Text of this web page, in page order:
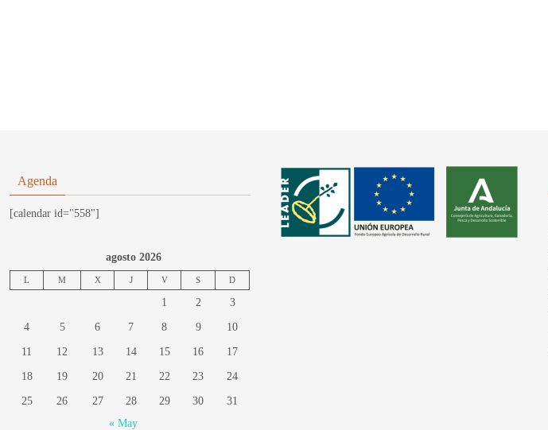
Agenda
[calendar id="558"]
agosto 2026
L M X J V S D
1 2 3
4 5 6 7 8 9 10
11 12 13 14 15 16 17
18 19 20 21 22 23 24
25 26 27 28 29 30
31
« May